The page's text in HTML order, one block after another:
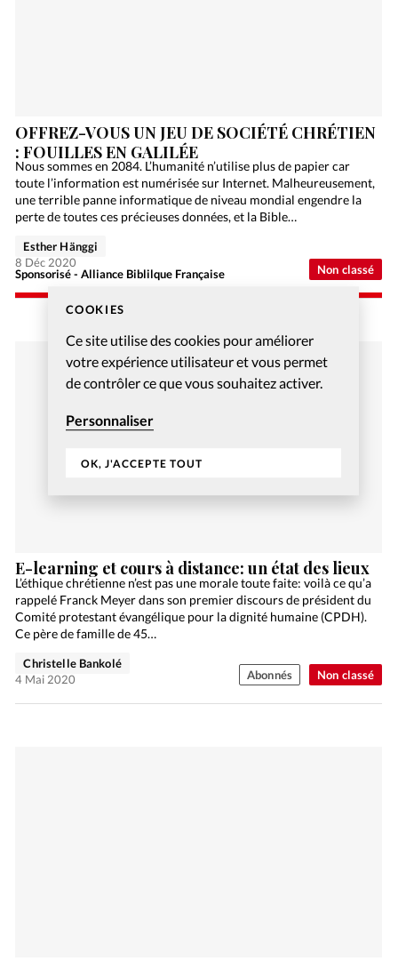
COOKIES
Ce site utilise des cookies pour améliorer
votre expérience utilisateur et vous permet
de contrôler ce que vous souhaitez activer.
Personnaliser
OK, J'ACCEPTE TOUT
Non classé
OFFREZ-VOUS UN JEU DE SOCIÉTÉ CHRÉTIEN
: FOUILLES EN GALILÉE
Nous sommes en 2084. L’humanité n’utilise plus de papier car
toute l’information est numérisée sur Internet. Malheureusement,
une terrible panne informatique de niveau mondial engendre la
perte de toutes ces précieuses données, et la Bible…
Sponsorisé - Alliance Biblilque Française
Esther Hänggi
8 Déc 2020
Non classé
E-learning et cours à distance: un état des lieux
L’éthique chrétienne n’est pas une morale toute faite: voilà ce qu’a
rappelé Franck Meyer dans son premier discours de président du
Comité protestant évangélique pour la dignité humaine (CPDH).
Ce père de famille de 45…
Christelle Bankolé
4 Mai 2020
Abonnés